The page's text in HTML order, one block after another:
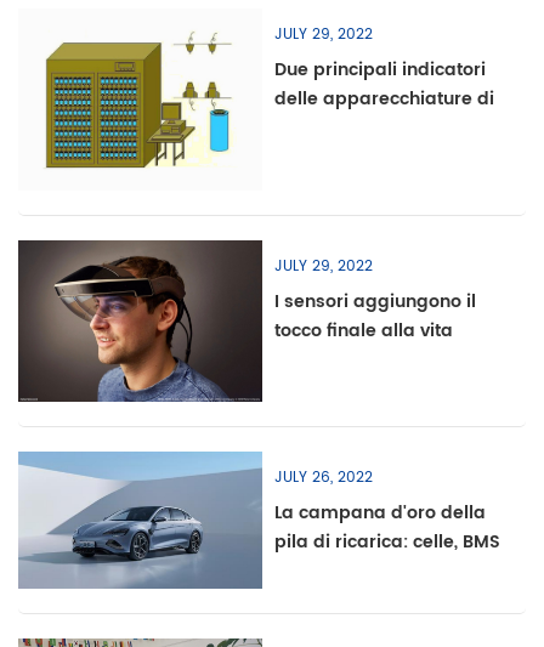
JULY 29, 2022
Due principali indicatori
delle apparecchiature di
temperatura e precisione
JULY 29, 2022
I sensori aggiungono il
tocco finale alla vita
JULY 26, 2022
La campana d'oro della
pila di ricarica: celle, BMS